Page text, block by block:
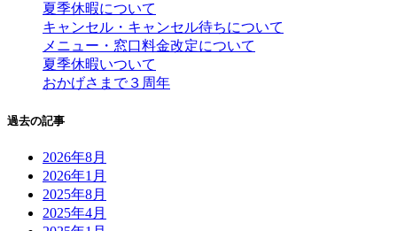
夏季休暇について
キャンセル・キャンセル待ちについて
メニュー・窓口料金改定について
夏季休暇いついて
おかげさまで３周年
過去の記事
2026年8月
2026年1月
2025年8月
2025年4月